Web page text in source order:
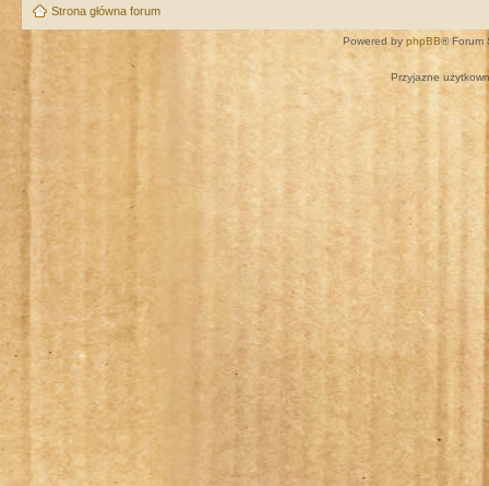
Strona główna forum
Powered by phpBB® Forum
Przyjazne